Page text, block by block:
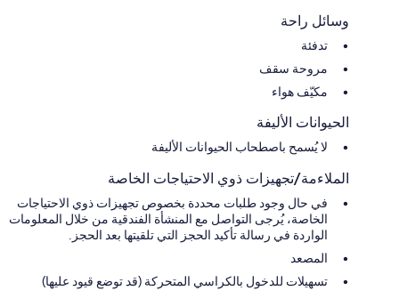
وسائل راحة
تدفئة
مروحة سقف
مكيّف هواء
الحيوانات الأليفة
لا يُسمح باصطحاب الحيوانات الأليفة
الملاءمة/تجهيزات ذوي الاحتياجات الخاصة
في حال وجود طلبات محددة بخصوص تجهيزات ذوي الاحتياجات
الخاصة، يُرجى التواصل مع المنشأة الفندقية من خلال المعلومات
الواردة في رسالة تأكيد الحجز التي تلقيتها بعد الحجز.
المصعد
تسهيلات للدخول بالكراسي المتحركة (قد توضع قيود عليها)